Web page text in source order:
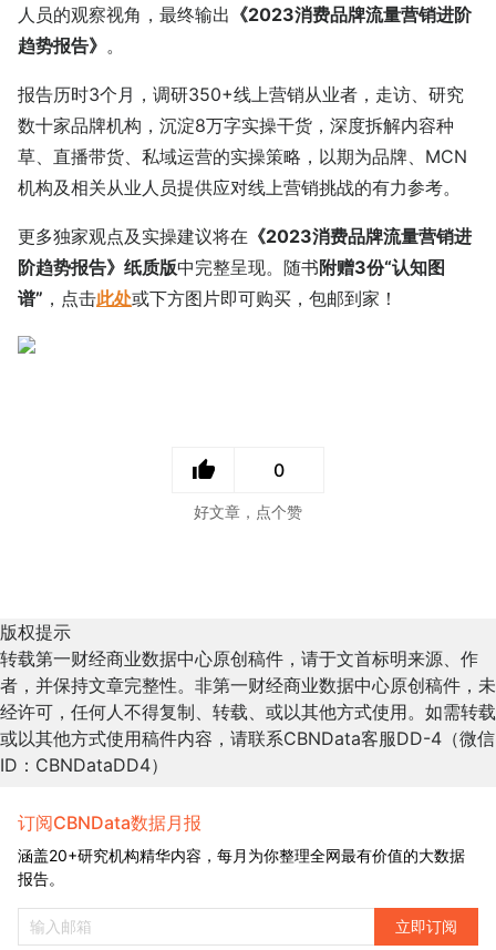
人员的观察视角，最终输出 《2023消费品牌流量营销进阶
趋势报告》 。
报告历时3个月，调研350+线上营销从业者，走访、研究
数十家品牌机构，沉淀8万字实操干货，深度拆解内容种
草、直播带货、私域运营的实操策略，以期为品牌、MCN
机构及相关从业人员提供应对线上营销挑战的有力参考。
更多独家观点及实操建议将在 《2023消费品牌流量营销进
阶趋势报告》纸质版中完整呈现。随书附赠3份“认知图
谱” ，点击此处或下方图片即可购买，包邮到家！
0
好文章，点个赞
版权提示
转载第一财经商业数据中心原创稿件，请于文首标明来源、作
者，并保持文章完整性。非第一财经商业数据中心原创稿件，未
经许可，任何人不得复制、转载、或以其他方式使用。如需转载
或以其他方式使用稿件内容，请联系CBNData客服DD-4（微信
ID：CBNDataDD4）
订阅CBNData数据月报
涵盖20+研究机构精华内容，每月为你整理全网最有价值的大数据
报告。
立即订阅